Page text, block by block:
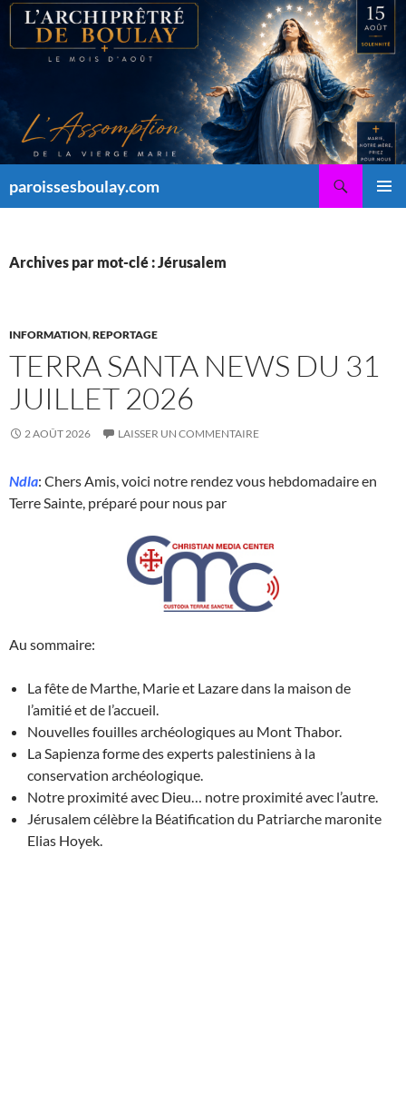
Aller
contenu
paroissesboulay.com
Archives par mot-clé : Jérusalem
INFORMATION,REPORTAGE
TERRA SANTA NEWS DU 31
JUILLET 2026
2 AOÛT 2026 LAISSER UN COMMENTAIRE
Ndla: Chers Amis, voici notre rendez vous hebdomadaire en
Terre Sainte, préparé pour nous par
Au sommaire:
La fête de Marthe, Marie et Lazare dans la maison de
l’amitié et de l’accueil.
Nouvelles fouilles archéologiques au Mont Thabor.
La Sapienza forme des experts palestiniens à la
conservation archéologique.
Notre proximité avec Dieu… notre proximité avec l’autre.
Jérusalem célèbre la Béatification du Patriarche maronite
Elias Hoyek.